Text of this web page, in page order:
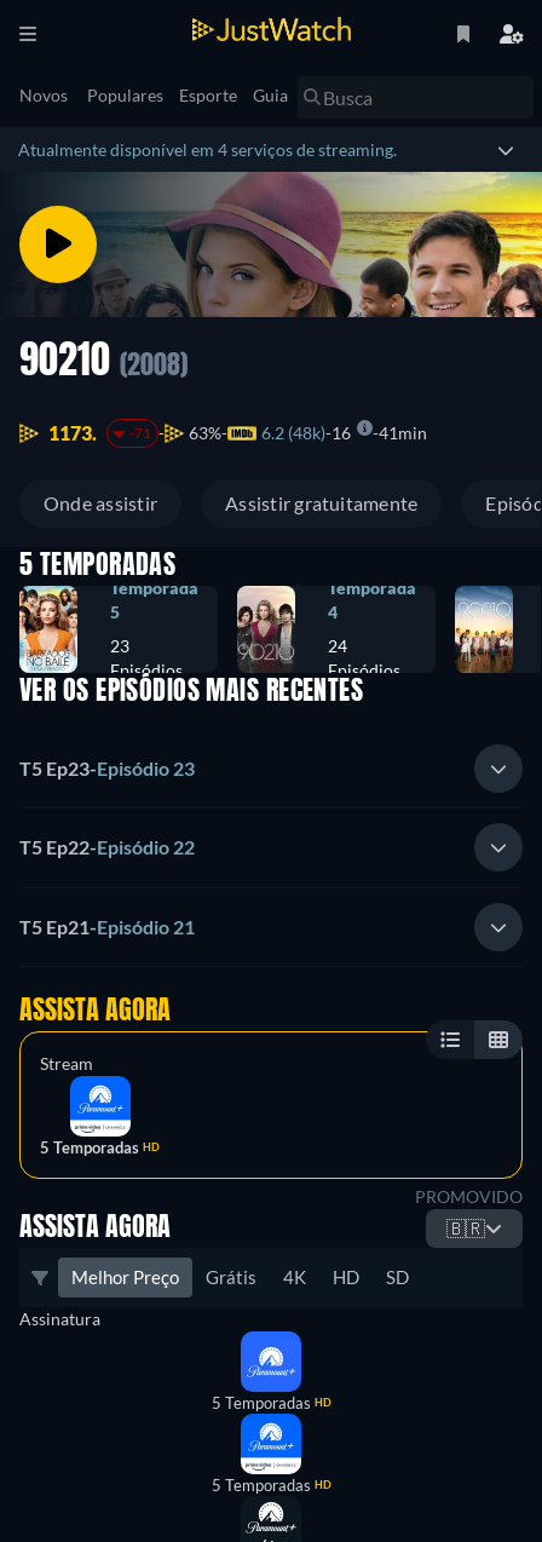
Novos Populares Esporte Guia
Atualmente disponível em 4 serviços de streaming.
90210 (2008)
1173. -71 63% 6.2 (48k) 16 41min
Onde assistir Assistir gratuitamente
5 TEMPORADAS
Temporada
5
23
Episódios
Temporada
4
24
Episódios
VER OS EPISÓDIOS MAIS RECENTES
T5 Ep23-Episódio 23
T5 Ep22-Episódio 22
T5 Ep21-Episódio 21
ASSISTA AGORA
Stream
5 Temporadas HD
PROMOVIDO
ASSISTA AGORA 🇧🇷
Melhor Preço Grátis 4K HD SD
Assinatura
5 Temporadas HD
5 Temporadas HD